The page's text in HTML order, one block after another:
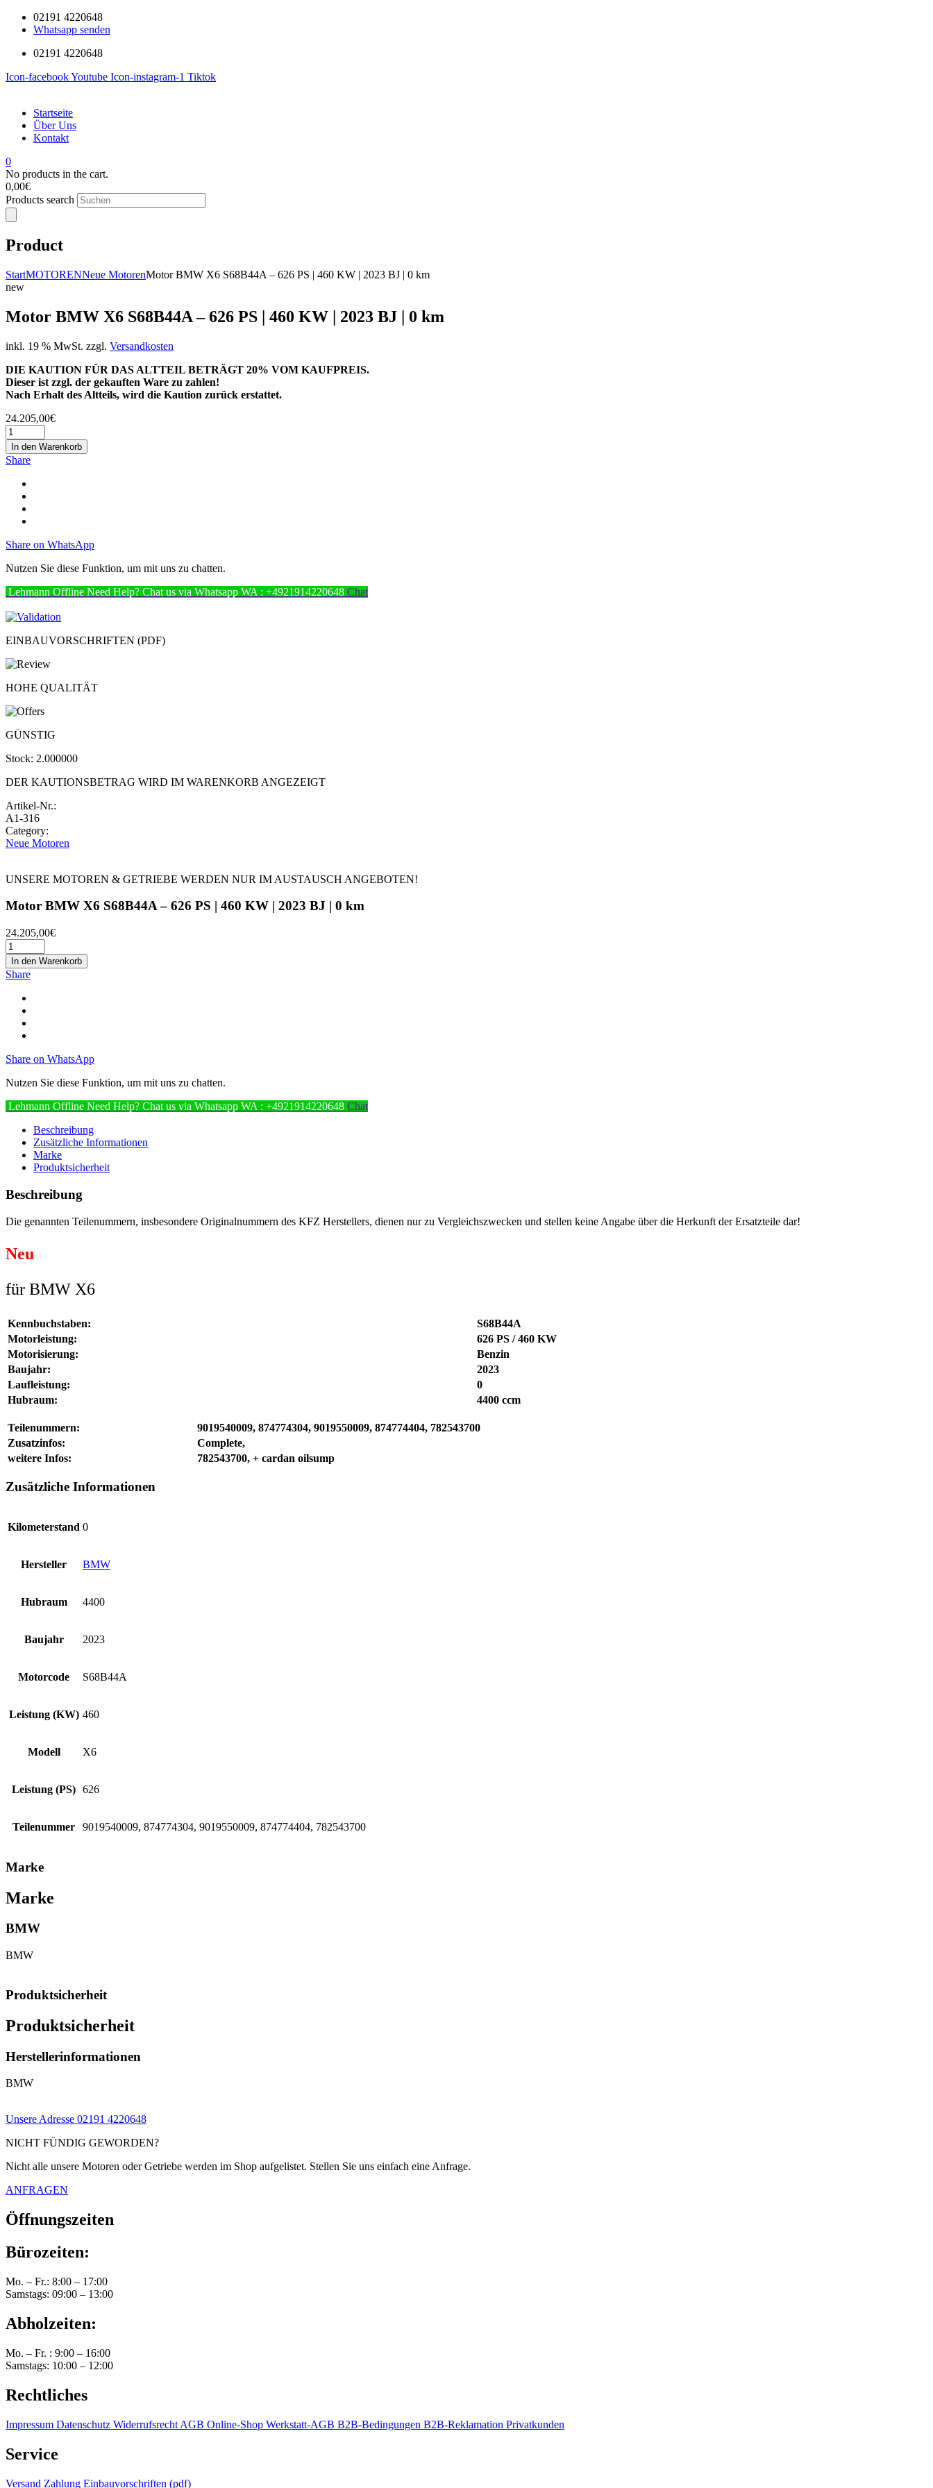
02191 4220648
Whatsapp senden
02191 4220648
Icon-facebookYoutube Icon-instagram-1 Tiktok
Startseite
Über Uns
Kontakt
0
No products in the cart.
0,00€
Products search
Product
StartMOTORENNeue MotorenMotor BMW X6 S68B44A – 626 PS | 460 KW | 2023 BJ | 0 km
new
Motor BMW X6 S68B44A – 626 PS | 460 KW | 2023 BJ | 0 km
inkl. 19 % MwSt. zzgl. Versandkosten
DIE KAUTION FÜR DAS ALTTEIL BETRÄGT 20% VOM KAUFPREIS.
Dieser ist zzgl. der gekauften Ware zu zahlen!
Nach Erhalt des Altteils, wird die Kaution zurück erstattet.
24.205,00€
In den Warenkorb
Share
Share on WhatsApp
Nutzen Sie diese Funktion, um mit uns zu chatten.
Lehmann Offline Need Help? Chat us via Whatsapp WA : +4921914220648 Chat
EINBAUVORSCHRIFTEN (PDF)
HOHE QUALITÄT
GÜNSTIG
Stock: 2.000000
DER KAUTIONSBETRAG WIRD IM WARENKORB ANGEZEIGT
Artikel-Nr.:
A1-316
Category:
Neue Motoren
UNSERE MOTOREN & GETRIEBE WERDEN NUR IM AUSTAUSCH ANGEBOTEN!
Motor BMW X6 S68B44A – 626 PS | 460 KW | 2023 BJ | 0 km
24.205,00€
In den Warenkorb
Share
Share on WhatsApp
Nutzen Sie diese Funktion, um mit uns zu chatten.
Lehmann Offline Need Help? Chat us via Whatsapp WA : +4921914220648 Chat
Beschreibung
Zusätzliche Informationen
Marke
Produktsicherheit
Beschreibung
Die genannten Teilenummern, insbesondere Originalnummern des KFZ Herstellers, dienen nur zu Vergleichszwecken und stellen keine Angabe über die Herkunft der Ersatzteile dar!
Neu
für BMW X6
Kennbuchstaben:
S68B44A
Motorleistung:
626 PS / 460 KW
Motorisierung:
Benzin
Baujahr:
2023
Laufleistung:
0
Hubraum:
4400 ccm
Teilenummern:
9019540009, 874774304, 9019550009, 874774404, 782543700
Zusatzinfos:
Complete,
weitere Infos:
782543700, + cardan oilsump
Zusätzliche Informationen
Kilometerstand 0
Hersteller BMW
Hubraum 4400
Baujahr 2023
Motorcode S68B44A
Leistung (KW) 460
Modell X6
Leistung (PS) 626
Teilenummer 9019540009, 874774304, 9019550009, 874774404, 782543700
Marke
Marke
BMW
BMW
Produktsicherheit
Produktsicherheit
Herstellerinformationen
BMW
Unsere Adresse 02191 4220648
NICHT FÜNDIG GEWORDEN?
Nicht alle unsere Motoren oder Getriebe werden im Shop aufgelistet. Stellen Sie uns einfach eine Anfrage.
ANFRAGEN
Öffnungszeiten
Bürozeiten:
Mo. – Fr.: 8:00 – 17:00
Samstags: 09:00 – 13:00
Abholzeiten:
Mo. – Fr. : 9:00 – 16:00
Samstags: 10:00 – 12:00
Rechtliches
Impressum Datenschutz Widerrufsrecht AGB Online-Shop Werkstatt-AGB B2B-Bedingungen B2B-Reklamation Privatkunden
Service
Versand Zahlung Einbauvorschriften (pdf)